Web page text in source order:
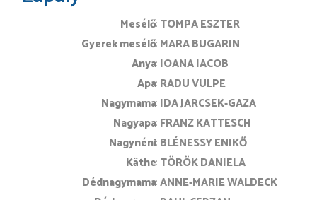
Mesélő TOMPA ESZTER
Gyerek mesélő MARA BUGARIN
Anya IOANA IACOB
Apa RADU VULPE
Nagymama IDA JARCSEK-GAZA
Nagyapa FRANZ KATTESCH
Nagynéni BLÉNESSY ENIKŐ
Käthe TÖRÖK DANIELA
Dédnagymama ANNE-MARIE WALDECK